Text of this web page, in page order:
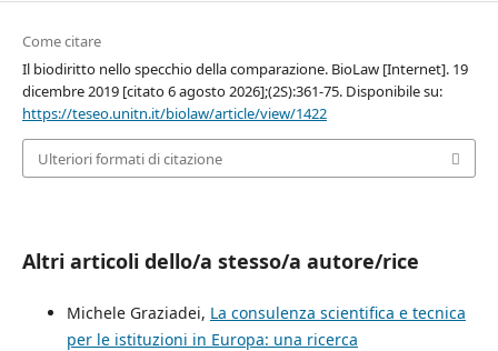
Come citare
Il biodiritto nello specchio della comparazione. BioLaw [Internet]. 19
dicembre 2019 [citato 6 agosto 2026];(2S):361-75. Disponibile su:
https://teseo.unitn.it/biolaw/article/view/1422
Ulteriori formati di citazione
Altri articoli dello/a stesso/a autore/rice
Michele Graziadei, La consulenza scientifica e tecnica
per le istituzioni in Europa: una ricerca